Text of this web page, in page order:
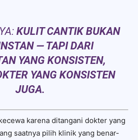
KULIT CANTIK BUKAN
— TAPI DARI
YANG KONSISTEN,
YANG KONSISTEN
JUGA.
karena ditangani dokter yang
saatnya pilih klinik yang benar-